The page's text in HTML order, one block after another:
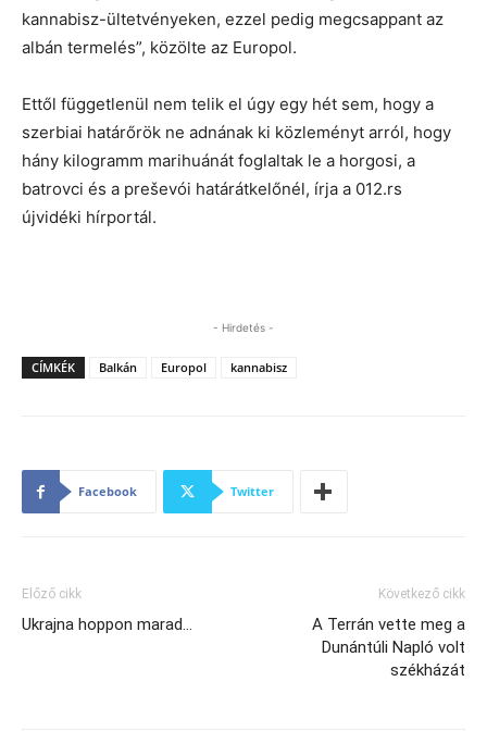
kannabisz-ültetvényeken, ezzel pedig megcsappant az
albán termelés”, közölte az Europol.
Ettől függetlenül nem telik el úgy egy hét sem, hogy a
szerbiai határőrök ne adnának ki közleményt arról, hogy
hány kilogramm marihuánát foglaltak le a horgosi, a
batrovci és a preševói határátkelőnél, írja a 012.rs
újvidéki hírportál.
- Hirdetés -
CÍMKÉK Balkán Europol kannabisz
Facebook Twitter
Előző cikk
Ukrajna hoppon marad…
Következő cikk
A Terrán vette meg a
Dunántúli Napló volt
székházát